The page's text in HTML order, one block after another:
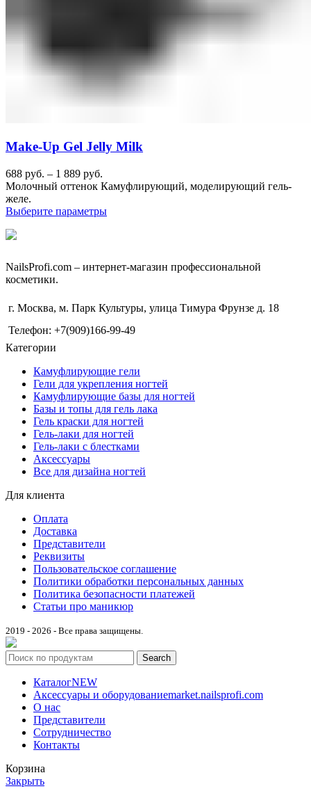
Make-Up Gel Jelly Milk
688 руб. – 1 889 руб.
Молочный оттенок Камуфлирующий, моделирующий гель-
желе.
Выберите параметры
NailsРrofi.com – интернет-магазин профессиональной
косметики.
г. Москва, м. Парк Культуры, улица Тимура Фрунзе д. 18
Телефон: +7(909)166-99-49
Категории
Камуфлирующие гели
Гели для укрепления ногтей
Камуфлирующие базы для ногтей
Базы и топы для гель лака
Гель краски для ногтей
Гель-лаки для ногтей
Гель-лаки с блестками
Аксессуары
Все для дизайна ногтей
Для клиента
Оплата
Доставка
Представители
Реквизиты
Пользовательское соглашение
Политики обработки персональных данных
Политика безопасности платежей
Статьи про маникюр
2019 - 2026 - Все права защищены.
Search
КаталогNEW
Аксессуары и оборудованиеmarket.nailsprofi.com
О нас
Представители
Сотрудничество
Контакты
Корзина
Закрыть